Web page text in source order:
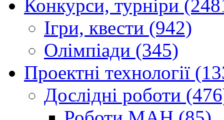
Конкурси, турніри
Ігри, квести (942)
Олімпіади (345)
Проектні технології
Дослідні роботи